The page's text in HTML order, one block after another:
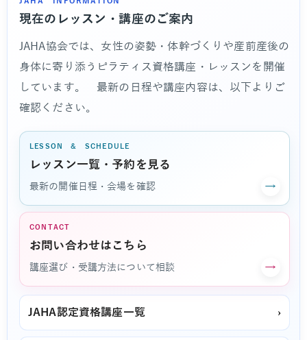
現在のレッスン・講座のご案内
JAHA協会では、女性の姿勢・体幹づくりや産前産後の
身体に寄り添うピラティス資格講座・レッスンを開催
しています。 最新の日程や講座内容は、以下よりご
確認ください。
LESSON & SCHEDULE
レッスン一覧・予約を見る
最新の開催日程・会場を確認 →
CONTACT
お問い合わせはこちら
講座選び・受講方法について相談 →
JAHA認定資格講座一覧 ›